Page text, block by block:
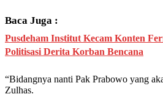
Baca Juga :
Pusdeham Institut Kecam Konten
Politisasi Derita Korban Bencana
“Bidangnya nanti Pak Prabowo yang
Zulhas.